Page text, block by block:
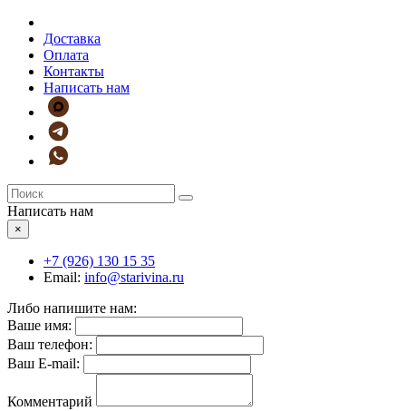
Доставка
Оплата
Контакты
Написать нам
Написать нам
×
+7 (926) 130 15 35
Email: info@starivina.ru
Либо напишите нам:
Ваше имя:
Ваш телефон:
Ваш E-mail:
Комментарий